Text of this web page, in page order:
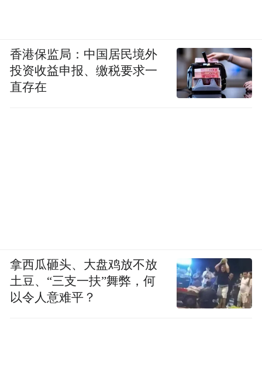
香港保监局：中国居民境外
投资收益申报、缴税要求一
直存在
拿西瓜砸头、大盘鸡放不放
土豆、“三支一扶”舞弊，何
以令人意难平？